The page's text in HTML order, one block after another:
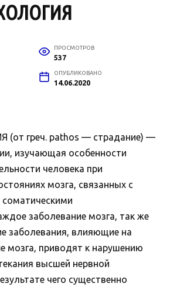
ПРОСМОТРОВ
537
ОПУБЛИКОВАНО
14.06.2020
греч. pathos — страдание) —
изучающая особенности
человека при
мозга, связанных с
соматическими
заболевание мозга, так же
заболевания, влияющие на
мозга, приводят к нарушению
высшей нервной
чего существенно